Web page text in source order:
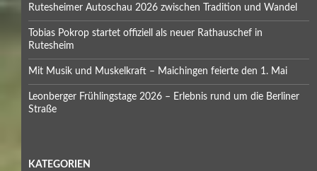
Rutesheimer Autoschau 2026 zwischen Tradition und Wandel
Tobias Pokrop startet offiziell als neuer Rathauschef in
Rutesheim
Mit Musik und Muskelkraft – Maichingen feierte den 1. Mai
Leonberger Frühlingstage 2026 – Erlebnis rund um die Berliner
Straße
KATEGORIEN